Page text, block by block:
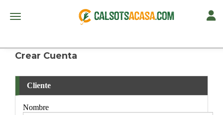
Toggle navigation
Crear Cuenta
Cliente
Nombre